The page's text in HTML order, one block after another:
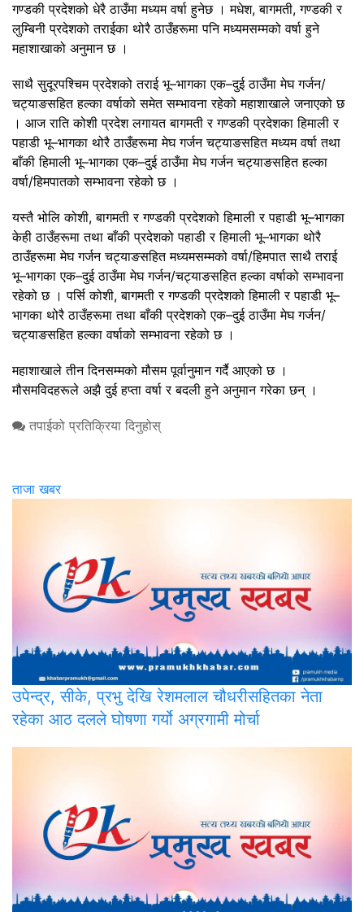
गण्डकी प्रदेशको धेरै ठाउँमा मध्यम वर्षा हुनेछ । मधेश, बागमती, गण्डकी र
लुम्बिनी प्रदेशको तराईका थोरै ठाउँहरूमा पनि मध्यमसम्मको वर्षा हुने
महाशाखाको अनुमान छ ।
साथै सुदूरपश्चिम प्रदेशको तराई भू–भागका एक–दुई ठाउँमा मेघ गर्जन/
चट्याङसहित हल्का वर्षाको समेत सम्भावना रहेको महाशाखाले जनाएको छ
। आज राति कोशी प्रदेश लगायत बागमती र गण्डकी प्रदेशका हिमाली र
पहाडी भू–भागका थोरै ठाउँहरूमा मेघ गर्जन चट्याङसहित मध्यम वर्षा तथा
बाँकी हिमाली भू–भागका एक–दुई ठाउँमा मेघ गर्जन चट्याङसहित हल्का
वर्षा/हिमपातको सम्भावना रहेको छ ।
यस्तै भोलि कोशी, बागमती र गण्डकी प्रदेशको हिमाली र पहाडी भू–भागका
केही ठाउँहरूमा तथा बाँकी प्रदेशको पहाडी र हिमाली भू–भागका थोरै
ठाउँहरूमा मेघ गर्जन चट्याङसहित मध्यमसम्मको वर्षा/हिमपात साथै तराई
भू–भागका एक–दुई ठाउँमा मेघ गर्जन/चट्याङसहित हल्का वर्षाको सम्भावना
रहेको छ ।पर्सि कोशी, बागमती र गण्डकी प्रदेशको हिमाली र पहाडी भू–
भागका थोरै ठाउँहरूमा तथा बाँकी प्रदेशको एक–दुई ठाउँमा मेघ गर्जन/
चट्याङसहित हल्का वर्षाको सम्भावना रहेको छ ।
महाशाखाले तीन दिनसम्मको मौसम पूर्वानुमान गर्दै आएको छ ।
मौसमविदहरूले अझै दुई हप्ता वर्षा र बदली हुने अनुमान गरेका छन् ।
तपाईको प्रतिक्रिया दिनुहोस्
ताजा खबर
उपेन्द्र, सीके, प्रभु देखि रेशमलाल चौधरीसहितका नेता
रहेका आठ दलले घोषणा गर्यो अग्रगामी मोर्चा